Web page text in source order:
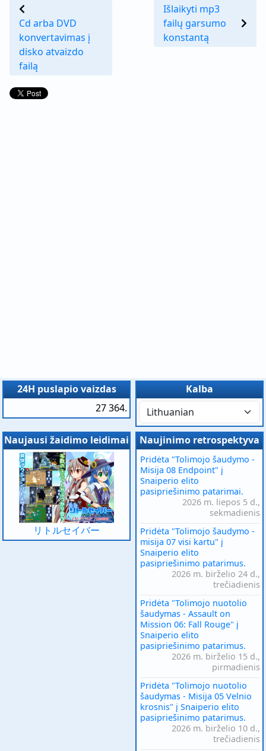
Cd arba DVD
konvertavimas į
disko atvaizdo
failą
Išlaikyti mp3
failų garsumo
konstantą
24H puslapio vaizdas
27 364.
Kalba
Naujausi žaidimo leidimai
リトルセイバー
Naujinimo retrospektyva
Pridėta "Tolimojo šaudymo -
Misija 08 Endpoint" į
Snaiperio elito
pasipriešinimo patarimai.
2026 m. liepos 5 d.,
sekmadienis
Pridėta "Tolimojo šaudymo -
misija 07 visi kartu" į
Snaiperio elito
pasipriešinimo patarimus.
2026 m. birželio 24 d.,
trečiadienis
Pridėta "Tolimojo nuotolio
šaudymas - Assault on
Mission 06: Fall Rouge" į
Snaiperio elito
pasipriešinimo patarimus.
2026 m. birželio 15 d.,
pirmadienis
Pridėta "Tolimojo nuotolio
šaudymas - Misija 05 Velnio
krosnis" į Snaiperio elito
pasipriešinimo patarimus.
2026 m. birželio 10 d.,
trečiadienis